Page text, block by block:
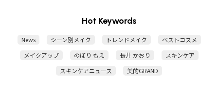
Hot Keywords
News シーン別メイク トレンドメイク
ベストコスメ
メイクアップ
のぼり もえ 長井 かおり
スキンケア
スキンケアニュース
美的GRAND